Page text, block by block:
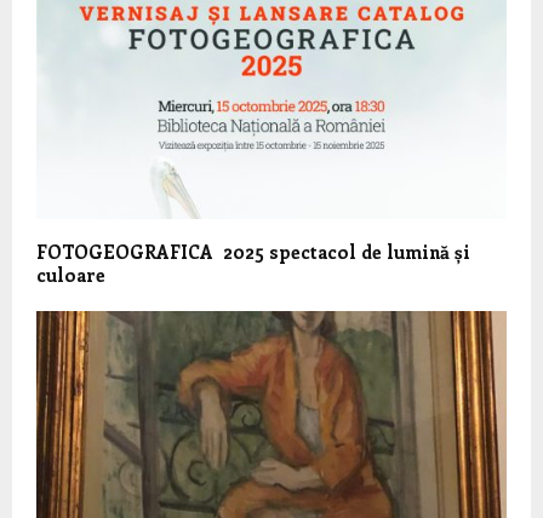
FOTOGEOGRAFICA 2025 spectacol de lumină și
culoare